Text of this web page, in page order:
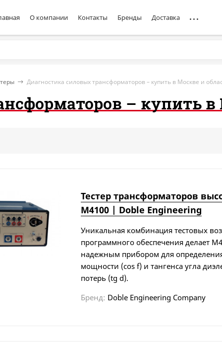
О компании Контакты Бренды Доставка
Диагностика силовых трансформаторов – купить в Москве и
– купить в
Тестер трансформаторов
M4100 | Doble Engineering
Уникальная комбинация тестовых
программного обеспечения делает
надежным прибором для
мощности (cos f) и тангенса угла
потерь (tg d).
Бренд: Doble Engineering Company